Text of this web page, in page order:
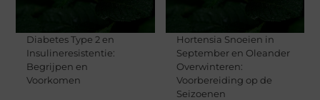
Diabetes Type 2 en
Insulineresistentie:
Begrijpen en
Voorkomen
Hortensia Snoeien in
September en Oleander
Overwinteren:
Voorbereiding op de
Seizoenen